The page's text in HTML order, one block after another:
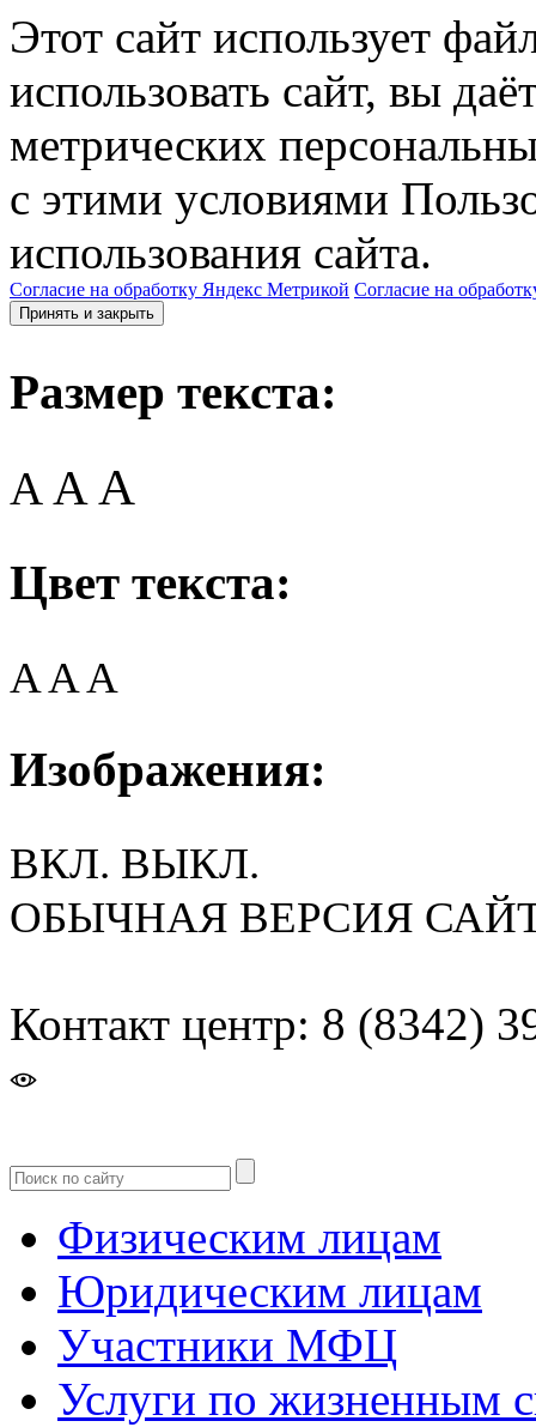
Этот сайт использует
использовать сайт, вы
метрических
с этими условиями
использования сайта.
Согласие на обработку Яндекс Метрикой Согласие на
Принять и закрыть
Размер текста:
A AA
Цвет текста:
AAA
Изображения:
ВКЛ. ВЫКЛ.
ОБЫЧНАЯ ВЕРСИЯ
Контакт центр: 8 (8342)
Физическим лицам
Юридическим лицам
Участники МФЦ
Услуги по жизненным